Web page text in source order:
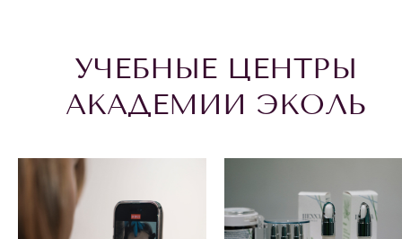
УЧЕБНЫЕ ЦЕНТРЫ
АКАДЕМИИ ЭКОЛЬ